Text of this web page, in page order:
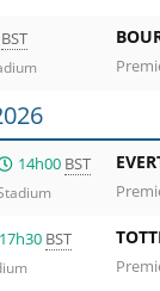
BST
14h00 BST
17h30 BST